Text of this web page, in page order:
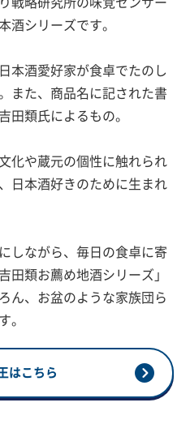
戦略研究所の味覚センサー
酒シリーズです。
本酒愛好家が食卓でたのし
また、商品名に記された書
田類氏によるもの。
化や蔵元の個性に触れられ
日本酒好きのために生まれ
しながら、毎日の食卓に寄
田類お薦め地酒シリーズ」
ん、お盆のような家族団ら
。
はこちら